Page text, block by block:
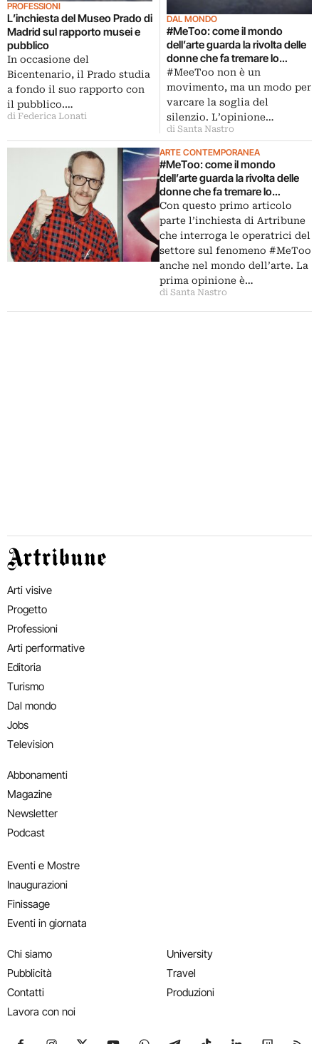
PROFESSIONI
L’inchiesta del Museo Prado di
Madrid sul rapporto musei e
pubblico
In occasione del
Bicentenario, il Prado studia
a fondo il suo rapporto con
il pubblico.…
di Federica Lonati
DAL MONDO
#MeToo: come il mondo
dell’arte guarda la rivolta delle
donne che fa tremare lo
showbiz?
#MeeToo non è un
movimento, ma un modo per
varcare la soglia del
silenzio. L’opinione…
di Santa Nastro
ARTE CONTEMPORANEA
#MeToo: come il mondo
dell’arte guarda la rivolta delle
donne che fa tremare lo
showbiz?
Con questo primo articolo
parte l’inchiesta di Artribune
che interroga le operatrici del
settore sul fenomeno #MeToo
anche nel mondo dell’arte. La
prima opinione è…
di Santa Nastro
Artribune
Arti visive
Progetto
Professioni
Arti performative
Editoria
Turismo
Dal mondo
Jobs
Television
Abbonamenti
Magazine
Newsletter
Podcast
Eventi e Mostre
Inaugurazioni
Finissage
Eventi in giornata
Chi siamo
Pubblicità
Contatti
Lavora con noi
University
Travel
Produzioni
Seguici su Facebook
Seguici su Instagram
Seguici su X
Seguici su YouTube
Seguici su WhatsApp
Seguici su Telegram
Seguici su TikTok
Seguici su
Seguici